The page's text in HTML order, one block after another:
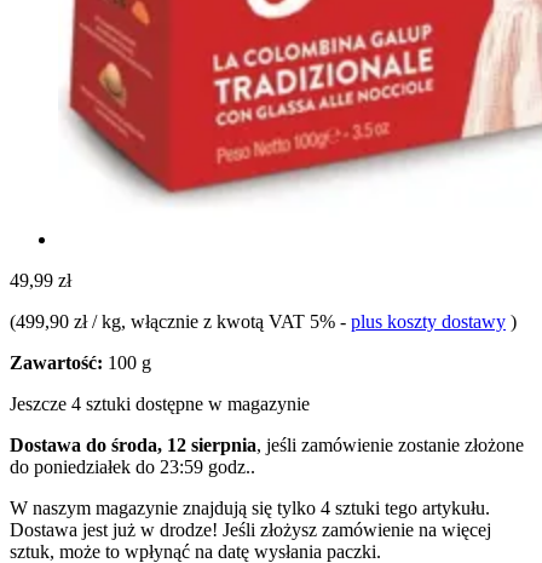
49,99 zł
(499,90 zł / kg, włącznie z kwotą VAT 5% - plus koszty dostawy )
Zawartość: 100 g
Jeszcze 4 sztuki dostępne w magazynie
Dostawa do środa, 12 sierpnia, jeśli zamówienie zostanie złożone
do poniedziałek do 23:59 godz..
W naszym magazynie znajdują się tylko 4 sztuki tego artykułu.
Dostawa jest już w drodze! Jeśli złożysz zamówienie na więcej
sztuk, może to wpłynąć na datę wysłania paczki.